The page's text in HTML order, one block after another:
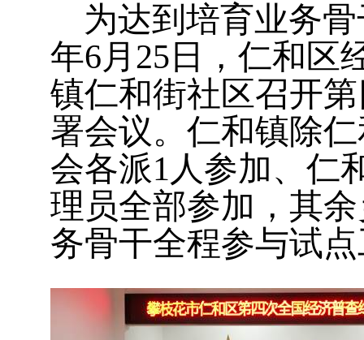
为达到培育业务
年6月 25 日，仁和区
镇仁和街社区召开
署会议。仁和镇除
会各派1 人参加、仁
理员全部参加，其
务骨干全程参与试